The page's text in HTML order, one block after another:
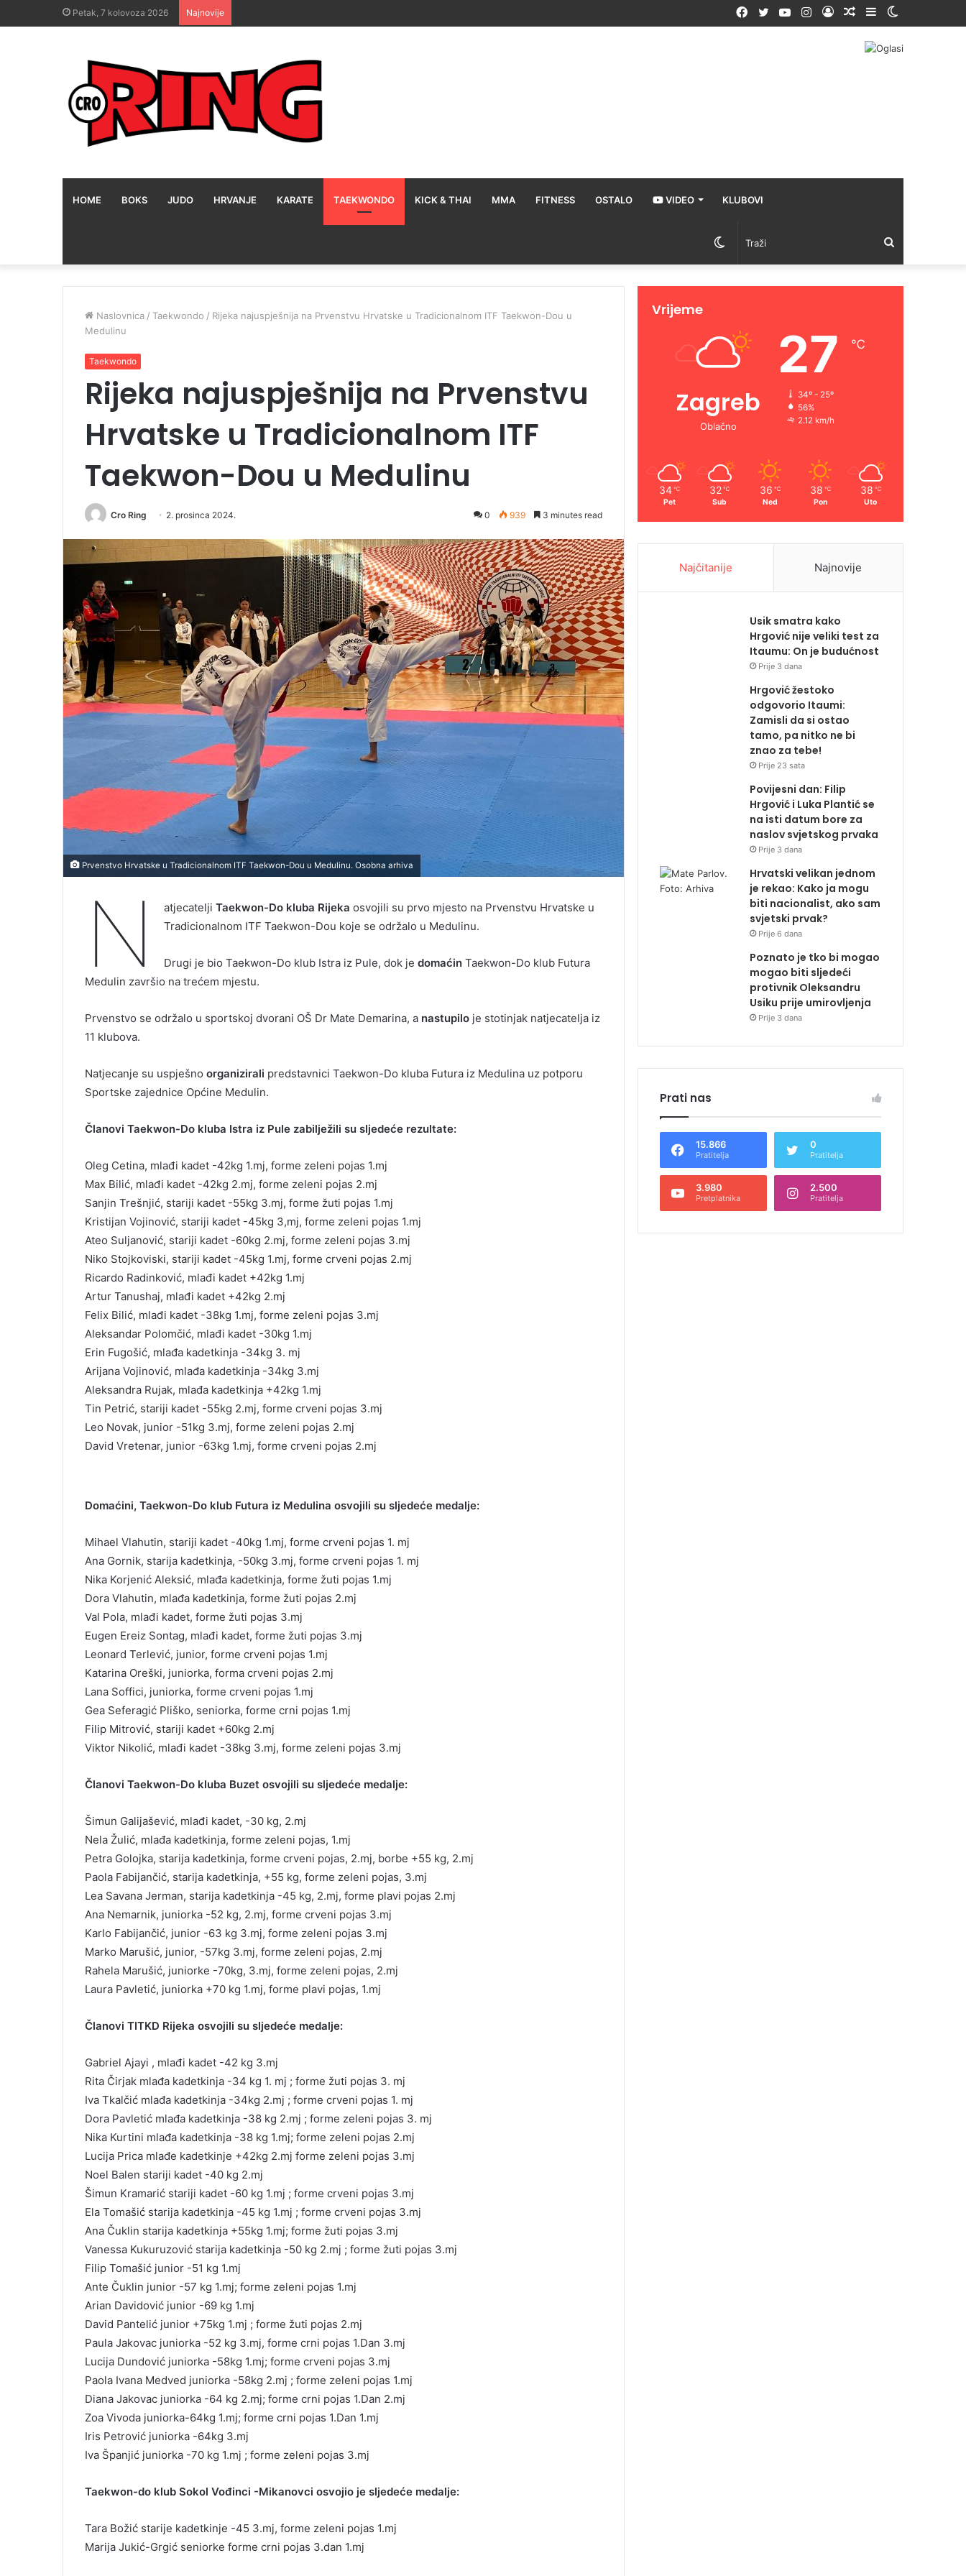
Petak, 7 kolovoza 2026 Najnovije Sidebar
Random
Prijava
Instagram
YouTube
Twitter
Facebook
HOME BOKS JUDO HRVANJE KARATE TAEKWONDO KICK & THAI MMA FITNESS OSTALO VIDEO KLUBOVI
Traži
Switch
skin
Naslovnica / Taekwondo / Rijeka najuspješnija na Prvenstvu Hrvatske u Tradicionalnom ITF Taekwon-Dou u
Medulinu
Taekwondo
Rijeka najuspješnija na Prvenstvu
Hrvatske u Tradicionalnom ITF
Taekwon-Dou u Medulinu
Cro Ring 2. prosinca 2024. 0 939 3 minutes read
Prvenstvo Hrvatske u Tradicionalnom ITF Taekwon-Dou u Medulinu. Osobna arhiva
N atjecatelji Taekwon-Do kluba Rijeka osvojili su prvo mjesto na Prvenstvu Hrvatske u
Tradicionalnom ITF Taekwon-Dou koje se održalo u Medulinu.
Drugi je bio Taekwon-Do klub Istra iz Pule, dok je domaćin Taekwon-Do klub Futura
Medulin završio na trećem mjestu.
Prvenstvo se održalo u sportskoj dvorani OŠ Dr Mate Demarina, a nastupilo je stotinjak natjecatelja iz
11 klubova.
Natjecanje su uspješno organizirali predstavnici Taekwon-Do kluba Futura iz Medulina uz potporu
Sportske zajednice Općine Medulin.
Članovi Taekwon-Do kluba Istra iz Pule zabilježili su sljedeće rezultate:
Oleg Cetina, mlađi kadet -42kg 1.mj, forme zeleni pojas 1.mj
Max Bilić, mlađi kadet -42kg 2.mj, forme zeleni pojas 2.mj
Sanjin Trešnjić, stariji kadet -55kg 3.mj, forme žuti pojas 1.mj
Kristijan Vojinović, stariji kadet -45kg 3,mj, forme zeleni pojas 1.mj
Ateo Suljanović, stariji kadet -60kg 2.mj, forme zeleni pojas 3.mj
Niko Stojkoviski, stariji kadet -45kg 1.mj, forme crveni pojas 2.mj
Ricardo Radinković, mlađi kadet +42kg 1.mj
Artur Tanushaj, mlađi kadet +42kg 2.mj
Felix Bilić, mlađi kadet -38kg 1.mj, forme zeleni pojas 3.mj
Aleksandar Polomčić, mlađi kadet -30kg 1.mj
Erin Fugošić, mlađa kadetkinja -34kg 3. mj
Arijana Vojinović, mlađa kadetkinja -34kg 3.mj
Aleksandra Rujak, mlađa kadetkinja +42kg 1.mj
Tin Petrić, stariji kadet -55kg 2.mj, forme crveni pojas 3.mj
Leo Novak, junior -51kg 3.mj, forme zeleni pojas 2.mj
David Vretenar, junior -63kg 1.mj, forme crveni pojas 2.mj
Domaćini, Taekwon-Do klub Futura iz Medulina osvojili su sljedeće medalje:
Mihael Vlahutin, stariji kadet -40kg 1.mj, forme crveni pojas 1. mj
Ana Gornik, starija kadetkinja, -50kg 3.mj, forme crveni pojas 1. mj
Nika Korjenić Aleksić, mlađa kadetkinja, forme žuti pojas 1.mj
Dora Vlahutin, mlađa kadetkinja, forme žuti pojas 2.mj
Val Pola, mlađi kadet, forme žuti pojas 3.mj
Eugen Ereiz Sontag, mlađi kadet, forme žuti pojas 3.mj
Leonard Terlević, junior, forme crveni pojas 1.mj
Katarina Oreški, juniorka, forma crveni pojas 2.mj
Lana Soffici, juniorka, forme crveni pojas 1.mj
Gea Seferagić Pliško, seniorka, forme crni pojas 1.mj
Filip Mitrović, stariji kadet +60kg 2.mj
Viktor Nikolić, mlađi kadet -38kg 3.mj, forme zeleni pojas 3.mj
Članovi Taekwon-Do kluba Buzet osvojili su sljedeće medalje:
Šimun Galijašević, mlađi kadet, -30 kg, 2.mj
Nela Žulić, mlađa kadetkinja, forme zeleni pojas, 1.mj
Petra Golojka, starija kadetkinja, forme crveni pojas, 2.mj, borbe +55 kg, 2.mj
Paola Fabijančić, starija kadetkinja, +55 kg, forme zeleni pojas, 3.mj
Lea Savana Jerman, starija kadetkinja -45 kg, 2.mj, forme plavi pojas 2.mj
Ana Nemarnik, juniorka -52 kg, 2.mj, forme crveni pojas 3.mj
Karlo Fabijančić, junior -63 kg 3.mj, forme zeleni pojas 3.mj
Marko Marušić, junior, -57kg 3.mj, forme zeleni pojas, 2.mj
Rahela Marušić, juniorke -70kg, 3.mj, forme zeleni pojas, 2.mj
Laura Pavletić, juniorka +70 kg 1.mj, forme plavi pojas, 1.mj
Članovi TITKD Rijeka osvojili su sljedeće medalje:
Gabriel Ajayi , mlađi kadet -42 kg 3.mj
Rita Čirjak mlađa kadetkinja -34 kg 1. mj ; forme žuti pojas 3. mj
Iva Tkalčić mlađa kadetkinja -34kg 2.mj ; forme crveni pojas 1. mj
Dora Pavletić mlađa kadetkinja -38 kg 2.mj ; forme zeleni pojas 3. mj
Nika Kurtini mlađa kadetkinja -38 kg 1.mj; forme zeleni pojas 2.mj
Lucija Prica mlađe kadetkinje +42kg 2.mj forme zeleni pojas 3.mj
Noel Balen stariji kadet -40 kg 2.mj
Šimun Kramarić stariji kadet -60 kg 1.mj ; forme crveni pojas 3.mj
Ela Tomašić starija kadetkinja -45 kg 1.mj ; forme crveni pojas 3.mj
Ana Čuklin starija kadetkinja +55kg 1.mj; forme žuti pojas 3.mj
Vanessa Kukuruzović starija kadetkinja -50 kg 2.mj ; forme žuti pojas 3.mj
Filip Tomašić junior -51 kg 1.mj
Ante Čuklin junior -57 kg 1.mj; forme zeleni pojas 1.mj
Arian Davidović junior -69 kg 1.mj
David Pantelić junior +75kg 1.mj ; forme žuti pojas 2.mj
Paula Jakovac juniorka -52 kg 3.mj, forme crni pojas 1.Dan 3.mj
Lucija Dundović juniorka -58kg 1.mj; forme crveni pojas 3.mj
Paola Ivana Medved juniorka -58kg 2.mj ; forme zeleni pojas 1.mj
Diana Jakovac juniorka -64 kg 2.mj; forme crni pojas 1.Dan 2.mj
Zoa Vivoda juniorka-64kg 1.mj; forme crni pojas 1.Dan 1.mj
Iris Petrović juniorka -64kg 3.mj
Iva Španjić juniorka -70 kg 1.mj ; forme zeleni pojas 3.mj
Taekwon-do klub Sokol Vođinci -Mikanovci osvojio je sljedeće medalje:
Tara Božić starije kadetkinje -45 3.mj, forme zeleni pojas 1.mj
Marija Jukić-Grgić seniorke forme crni pojas 3.dan 1.mj
Vrijeme
Zagreb
Oblačno
27 ℃
34º - 25º
56%
2.12 km/h
34 ℃
Pet
32 ℃
Sub
36 ℃
Ned
38 ℃
Pon
38 ℃
Uto
Najčitanije Najnovije
Usik smatra kako
Hrgović nije veliki test za
Itaumu: On je budućnost
Prije 3 dana
Hrgović žestoko
odgovorio Itaumi:
Zamisli da si ostao
tamo, pa nitko ne bi
znao za tebe!
Prije 23 sata
Povijesni dan: Filip
Hrgović i Luka Plantić se
na isti datum bore za
naslov svjetskog prvaka
Prije 3 dana
Hrvatski velikan jednom
je rekao: Kako ja mogu
biti nacionalist, ako sam
svjetski prvak?
Prije 6 dana
Poznato je tko bi mogao
mogao biti sljedeći
protivnik Oleksandru
Usiku prije umirovljenja
Prije 3 dana
Prati nas
15.866
Pratitelja
0
Pratitelja
3.980
Pretplatnika
2.500
Pratitelja